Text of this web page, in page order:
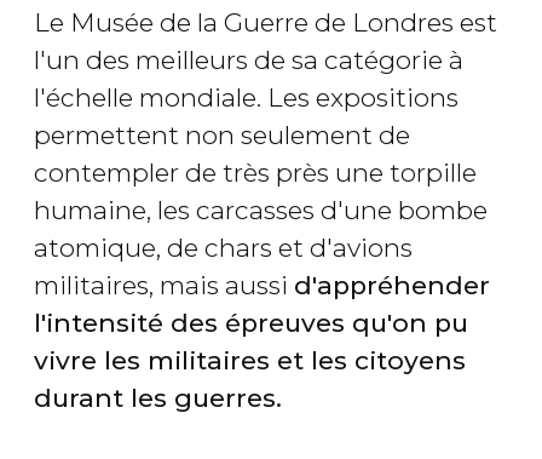
Le Musée de la Guerre de Londres est
l'un des meilleurs de sa catégorie à
l'échelle mondiale. Les expositions
permettent non seulement de
contempler de très près une torpille
humaine, les carcasses d'une bombe
atomique, de chars et d'avions
militaires, mais aussi d'appréhender
l'intensité des épreuves qu'on pu
vivre les militaires et les citoyens
durant les guerres.